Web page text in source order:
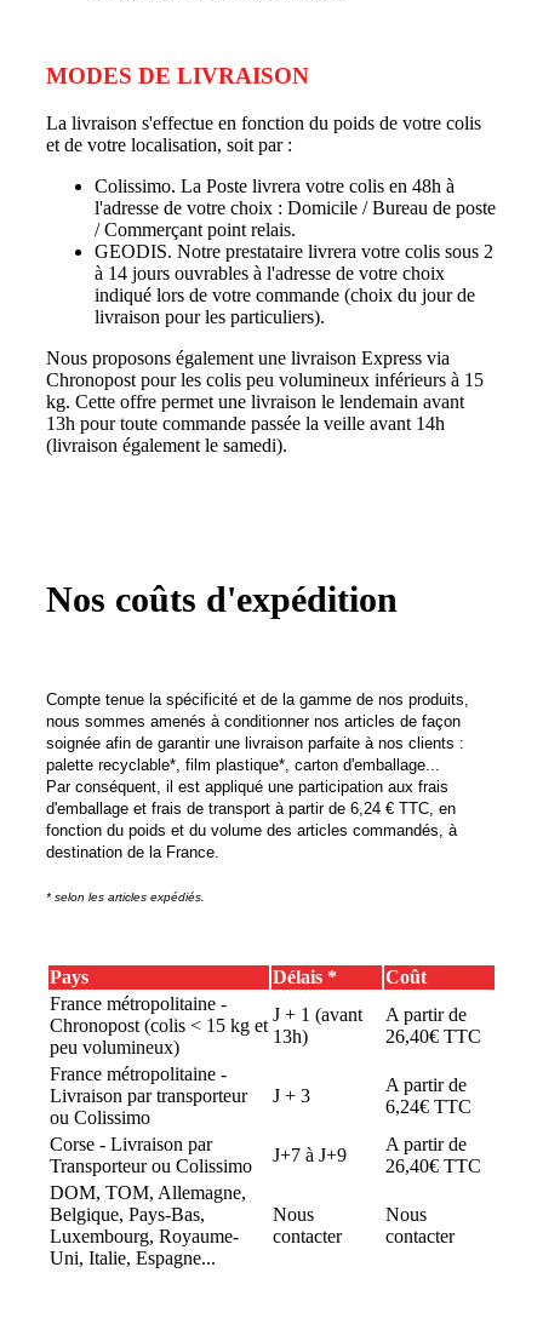
MODES DE LIVRAISON
La livraison s'effectue en fonction du poids de votre colis
et de votre localisation, soit par :
Colissimo. La Poste livrera votre colis en 48h à
l'adresse de votre choix : Domicile / Bureau de poste
/ Commerçant point relais.
GEODIS. Notre prestataire livrera votre colis sous 2
à 14 jours ouvrables à l'adresse de votre choix
indiqué lors de votre commande (choix du jour de
livraison pour les particuliers).
Nous proposons également une livraison Express via
Chronopost pour les colis peu volumineux inférieurs à 15
kg. Cette offre permet une livraison le lendemain avant
13h pour toute commande passée la veille avant 14h
(livraison également le samedi).
Nos coûts d'expédition
Compte tenue la spécificité et de la gamme de nos produits,
nous sommes amenés à conditionner nos articles de façon
soignée afin de garantir une livraison parfaite à nos clients :
palette recyclable*, film plastique*, carton d'emballage...
Par conséquent, il est appliqué une participation aux frais
d'emballage et frais de transport à partir de 6,24 € TTC, en
fonction du poids et du volume des articles commandés, à
destination de la France.
* selon les articles expédiés.
Pays Délais *
Coût
France métropolitaine -
Chronopost (colis < 15 kg et
peu volumineux)
J + 1 (avant
13h)
A partir de
26,40€ TTC
France métropolitaine -
Livraison par transporteur
ou Colissimo
J + 3
A partir de
6,24€ TTC
Corse - Livraison par
Transporteur ou Colissimo
J+7 à J+9
A partir de
26,40€ TTC
DOM, TOM, Allemagne,
Belgique, Pays-Bas,
Luxembourg, Royaume-
Uni, Italie, Espagne...
Nous
contacter
Nous
contacter